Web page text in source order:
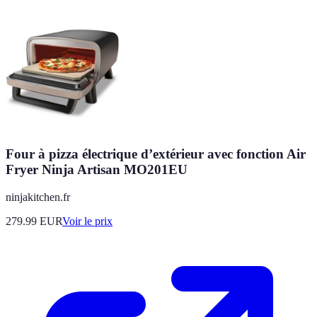
Four à pizza électrique d’extérieur avec fonction Air
Fryer Ninja Artisan MO201EU
ninjakitchen.fr
279.99 EURVoir le prix